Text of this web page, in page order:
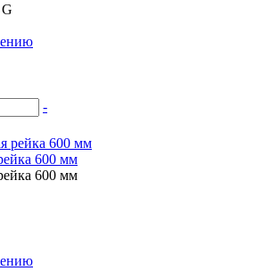
-
600 мм
600 мм